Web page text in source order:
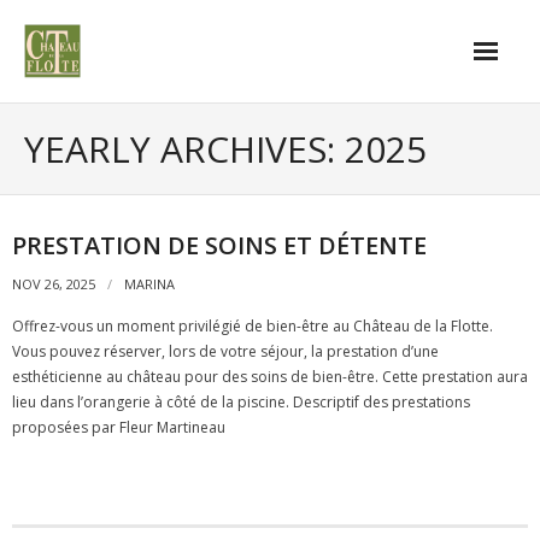
content
YEARLY ARCHIVES: 2025
PRESTATION DE SOINS ET DÉTENTE
NOV 26, 2025 MARINA
Offrez-vous un moment privilégié de bien-être au Château de la Flotte.
Vous pouvez réserver, lors de votre séjour, la prestation d’une
esthéticienne au château pour des soins de bien-être. Cette prestation aura
lieu dans l’orangerie à côté de la piscine. Descriptif des prestations
proposées par Fleur Martineau